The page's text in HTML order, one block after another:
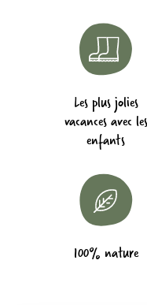
Les plus jolies
vacances avec les
enfants
100% nature